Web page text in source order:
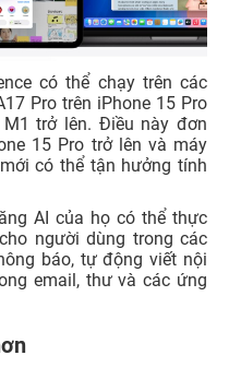
có thể chạy trên các
Pro trên iPhone 15 Pro
trở lên. Điều này đơn
15 Pro trở lên và máy
có thể tận hưởng tính
AI của họ có thể thực
người dùng trong các
báo, tự động viết nội
email, thư và các ứng